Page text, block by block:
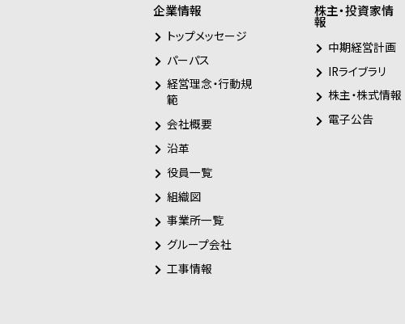
企業情報
トップメッセージ
パーパス
経営理念・行動規
範
会社概要
沿革
役員一覧
組織図
事業所一覧
グループ会社
工事情報
株主・投資家情
報
中期経営計画
IRライブラリ
株主・株式情報
電子公告